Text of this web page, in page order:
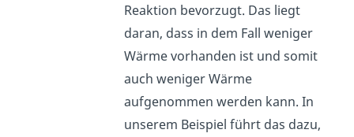
Reaktion bevorzugt. Das liegt
daran, dass in dem Fall weniger
Wärme vorhanden ist und somit
auch weniger Wärme
aufgenommen werden kann. In
unserem Beispiel führt das dazu,